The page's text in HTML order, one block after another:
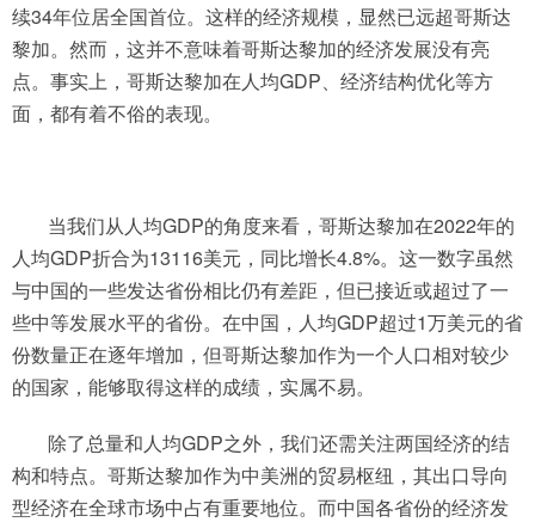
续34年位居全国首位。这样的经济规模，显然已远超哥斯达
黎加。然而，这并不意味着哥斯达黎加的经济发展没有亮
点。事实上，哥斯达黎加在人均GDP、经济结构优化等方
面，都有着不俗的表现。
当我们从人均GDP的角度来看，哥斯达黎加在2022年的
人均GDP折合为13116美元，同比增长4.8%。这一数字虽然
与中国的一些发达省份相比仍有差距，但已接近或超过了一
些中等发展水平的省份。在中国，人均GDP超过1万美元的省
份数量正在逐年增加，但哥斯达黎加作为一个人口相对较少
的国家，能够取得这样的成绩，实属不易。
除了总量和人均GDP之外，我们还需关注两国经济的结
构和特点。哥斯达黎加作为中美洲的贸易枢纽，其出口导向
型经济在全球市场中占有重要地位。而中国各省份的经济发